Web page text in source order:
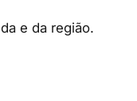
e da região.